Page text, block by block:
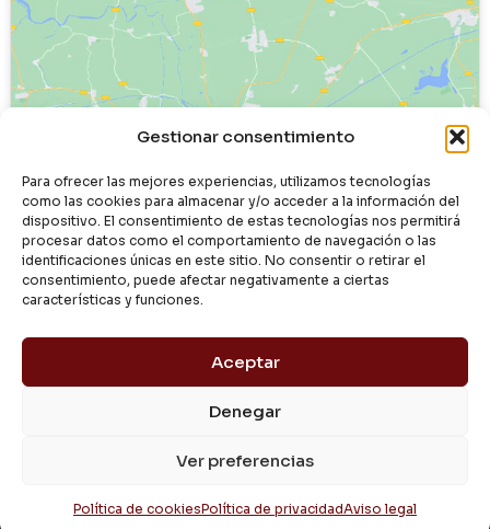
Gestionar consentimiento
Para ofrecer las mejores experiencias, utilizamos tecnologías
como las cookies para almacenar y/o acceder a la información del
dispositivo. El consentimiento de estas tecnologías nos permitirá
procesar datos como el comportamiento de navegación o las
identificaciones únicas en este sitio. No consentir o retirar el
consentimiento, puede afectar negativamente a ciertas
características y funciones.
Aceptar
Denegar
Ver preferencias
Política de cookiesPolítica de privacidadAviso legal
Haz clic para aceptar cookies de
Política de PrivacidadCondiciones de Uso